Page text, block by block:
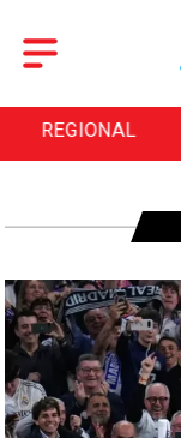
REGIONAL